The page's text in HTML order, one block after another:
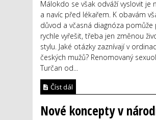
Málokdo se však odváží vyslovit je
a navíc před lékařem. K obavám
důvod a včasná diagnóza
rychle vyřešit, třeba jen změnou
stylu. Jaké otázky zaznívají v
českých mužů? Renomovaný
Turčan od...
Číst dál
Nové koncepty v